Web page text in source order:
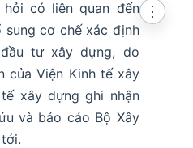
có liên quan đến
cơ chế xác định
tư xây dựng, do
của Viện Kinh tế xây
xây dựng ghi nhận
và báo cáo Bộ Xây
⋮